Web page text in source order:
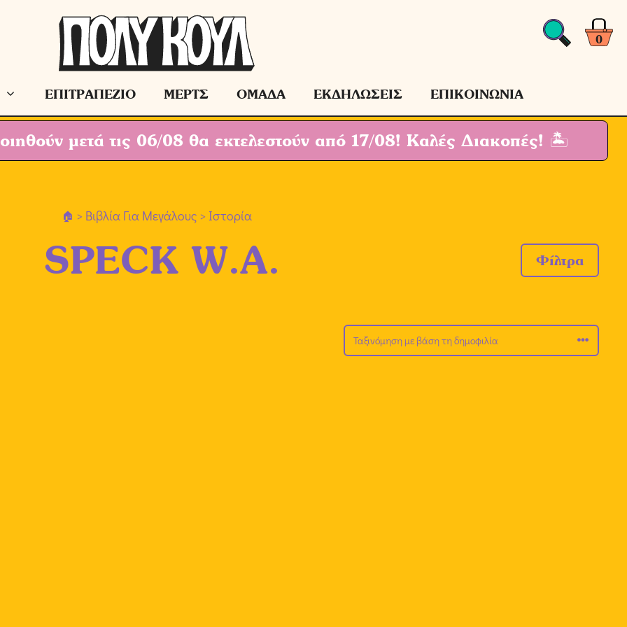
0
ΕΠΙΤΡΑΠΕΖΙΟ ΜΕΡΤΣ ΟΜΑΔΑ ΕΚΔΗΛΩΣΕΙΣ ΕΠΙΚΟΙΝΩΝΙΑ
μετά τις 06/08 θα εκτελεστούν από 17/08! Καλές Διακοπές! 🏝
> Βιβλία Για Μεγάλους > Ιστορία
SPECK W.A. Φίλτρα